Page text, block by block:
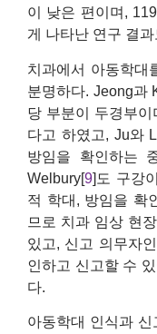
이 낮은 편이며,
게 나타난 연구 결
치과에서 아동학대
분명하다. Jeong과
당 부분이 두경부
다고 하였고, Ju와
방임을 확인하는
Welbury[9]도 구강
적 학대, 방임을 확
므로 치과 임상 현
있고, 신고 의무자
인하고 신고할 수
다.
아동학대 인식과